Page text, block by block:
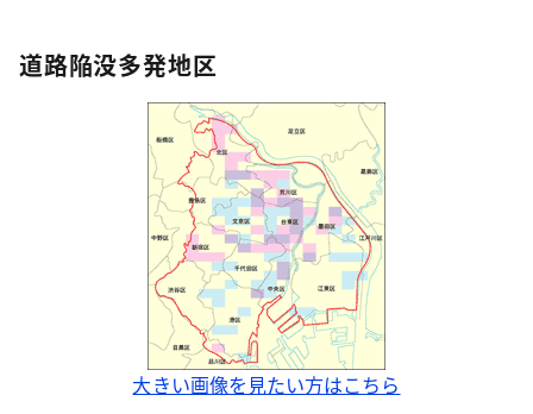
道路陥没多発地区
大きい画像を見たい方はこちら